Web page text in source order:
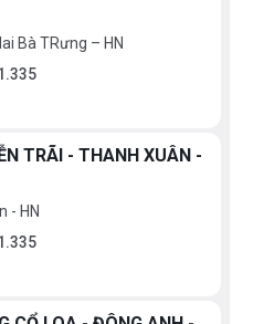
Bà TRưng – HN
TRÃI - THANH XUÂN -
- HN